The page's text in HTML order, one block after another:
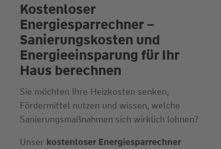
Kostenloser
Energiesparrechner –
Sanierungskosten und
Energieeinsparung für Ihr
Haus berechnen
Sie möchten Ihre Heizkosten senken,
Fördermittel nutzen und wissen, welche
Sanierungsmaßnahmen sich wirklich lohnen?
Unser kostenloser Energiesparrechner